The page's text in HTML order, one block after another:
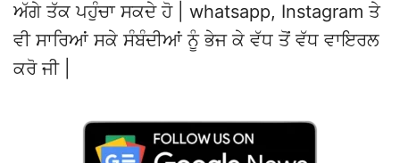
ਅੱਗੇ ਤੱਕ ਪਹੁੰਚਾ ਸਕਦੇ ਹੋ | whatsapp, Instagram ਤੇ
ਵੀ ਸਾਰਿਆਂ ਸਕੇ ਸੰਬੰਦੀਆਂ ਨੂੰ ਭੇਜ ਕੇ ਵੱਧ ਤੋਂ ਵੱਧ ਵਾਇਰਲ
ਕਰੋ ਜੀ |